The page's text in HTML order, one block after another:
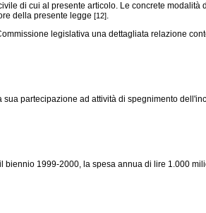
di cui al presente articolo. Le concrete
della presente legge [12].
legislativa una dettagliata relazione
partecipazione ad attività di spegnimento
1999-2000, la spesa annua di lire 1.000